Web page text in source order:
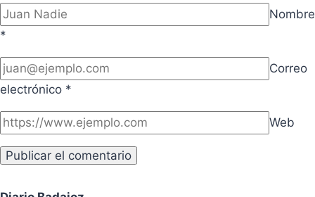
Nombre
*
Correo
electrónico *
Web